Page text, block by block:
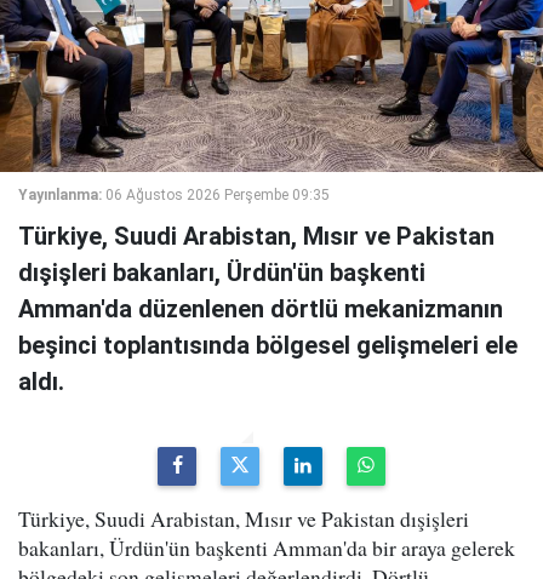
Yayınlanma: 06 Ağustos 2026 Perşembe 09:35
Türkiye, Suudi Arabistan, Mısır ve Pakistan
dışişleri bakanları, Ürdün'ün başkenti
Amman'da düzenlenen dörtlü mekanizmanın
beşinci toplantısında bölgesel gelişmeleri ele
aldı.
Türkiye, Suudi Arabistan, Mısır ve Pakistan dışişleri
bakanları, Ürdün'ün başkenti Amman'da bir araya gelerek